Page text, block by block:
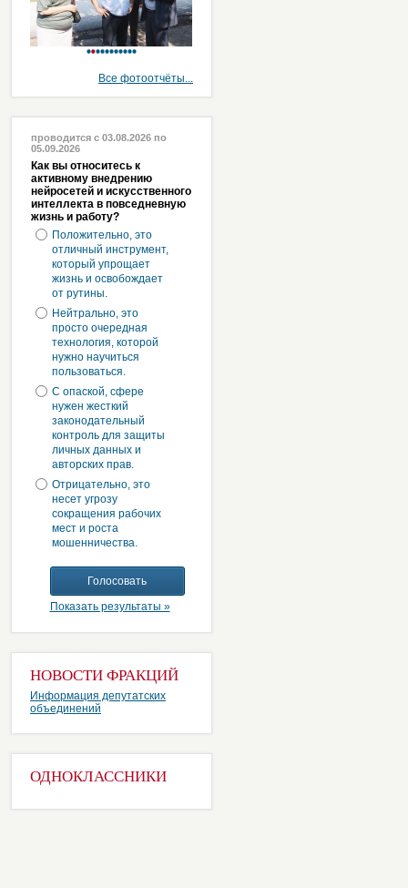
Все фотоотчёты...
проводится с 03.08.2026 по
05.09.2026
Как вы относитесь к
активному внедрению
нейросетей и искусственного
интеллекта в повседневную
жизнь и работу?
Положительно, это
отличный инструмент,
который упрощает
жизнь и освобождает
от рутины.
Нейтрально, это
просто очередная
технология, которой
нужно научиться
пользоваться.
С опаской, сфере
нужен жесткий
законодательный
контроль для защиты
личных данных и
авторских прав.
Отрицательно, это
несет угрозу
сокращения рабочих
мест и роста
мошенничества.
Показать результаты »
НОВОСТИ ФРАКЦИЙ
Информация депутатских
объединений
ОДНОКЛАССНИКИ